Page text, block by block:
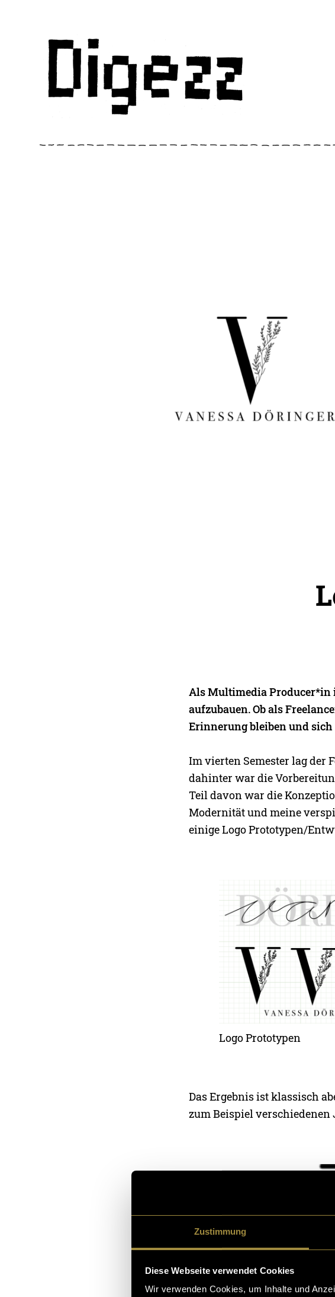
Zustimmung
Diese Webseite verwendet Cookies
Wir verwenden Cookies, um Inhalte und
Als Multimedia Producer*in
aufzubauen. Ob als
Erinnerung bleiben und
Im vierten Semester lag der
dahinter war die
Teil davon war die
Modernität und meine
einige Logo Prototypen/
Logo Prototypen
Das Ergebnis ist klassisch
zum Beispiel